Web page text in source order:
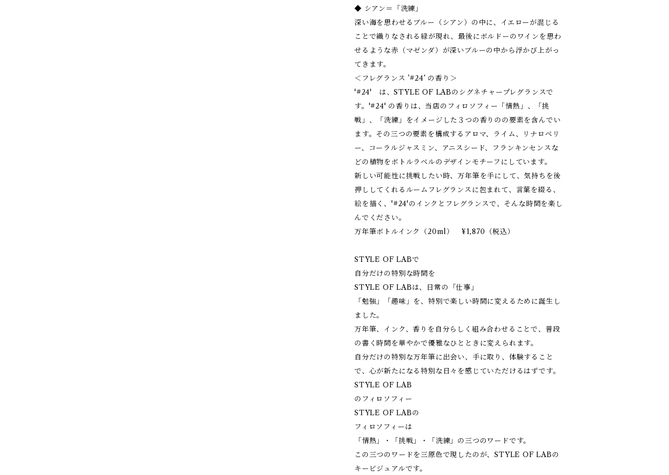
◆ シアン＝「洗練」
深い海を思わせるブルー（シアン）の中に、イエローが混じる
ことで織りなされる緑が現れ、最後にボルドーのワインを思わ
せるような赤（マゼンダ）が深いブルーの中から浮かび上がっ
てきます。
＜フレグランス ’#24’ の香り＞
'#24' は、STYLE OF LABのシグネチャープレグランスで
す。'#24' の香りは、当店のフィロソフィー「情熱」、「挑
戦」、「洗練」をイメージした３つの香りのの要素を含んでい
ます。その三つの要素を構成するアロマ、ライム、リナロベリ
ー、コーラルジャスミン、アニスシード、フランキンセンスな
どの植物をボトルラベルのデザインモチーフにしています。
新しい可能性に挑戦したい時、万年筆を手にして、気持ちを後
押ししてくれるルームフレグランスに包まれて、言葉を綴る、
絵を描く、'#24'のインクとフレグランスで、そんな時間を楽し
んでください。
万年筆ボトルインク（20ml） ¥1,870（税込）
STYLE OF LABで
自分だけの特別な時間を
STYLE OF LABは、日常の「仕事」
「勉強」「趣味」を、特別で楽しい時間に変えるために誕生し
ました。
万年筆、インク、香りを自分らしく組み合わせることで、普段
の書く時間を華やかで優雅なひとときに変えられます。
自分だけの特別な万年筆に出会い、手に取り、体験すること
で、心が新たになる特別な日々を感じていただけるはずです。
STYLE OF LAB
のフィロソフィー
STYLE OF LABの
フィロソフィーは
「情熱」・「挑戦」・「洗練」の三つのワードです。
この三つのワードを三原色で現したのが、STYLE OF LABの
キービジュアルです。